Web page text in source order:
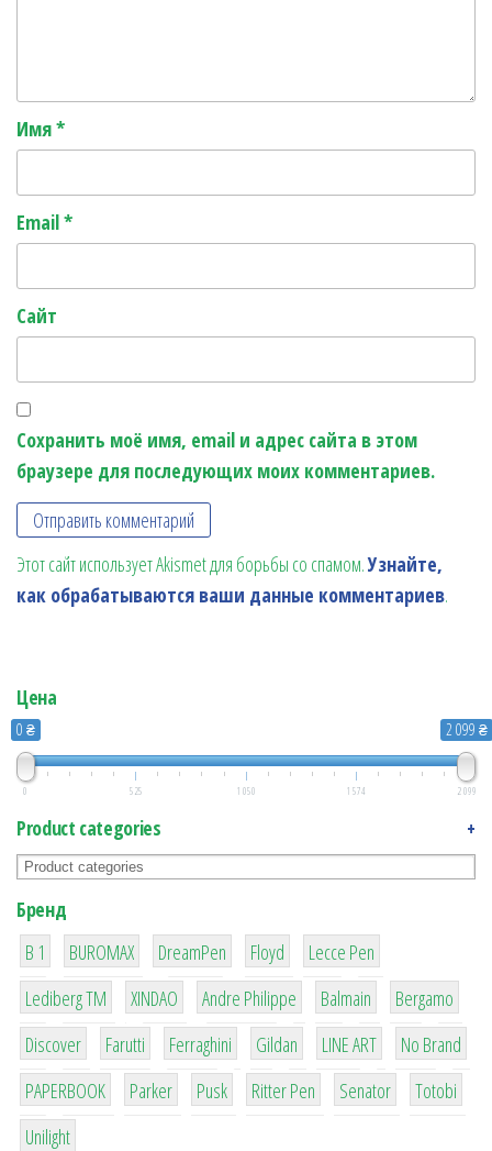
Имя*
Email*
Сайт
Сохранить моё имя, email и адрес сайта в этом
браузере для последующих моих комментариев.
Этот сайт использует Akismet для борьбы со спамом.Узнайте,
как обрабатываются ваши данные комментариев.
Цена
0 ₴ 2 099 ₴
0 525 1 050 1 574 2 099
Product categories +
Бренд
B 1
1
BUROMAX
1
DreamPen
2
Floyd
2
Lecce Pen
3
Lediberg ТМ
3
XINDAO
1
Andre Philippe
4
Balmain
26
Bergamo
64
Discover
299
Farutti
4
Ferraghini
42
Gildan
4
LINE ART
90
No Brand
8
PAPERBOOK
6
Parker
2
Pusk
22
Ritter Pen
15
Senator
43
Totobi
1
Unilight